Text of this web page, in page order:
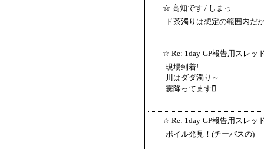
☆ 高知です / しまっ
ド茶濁りは想定の範囲内だ
☆ Re: 1day-GP報告用スレッ
現場到着!
川はダダ濁り～
霙降ってます
☆ Re: 1day-GP報告用スレッ
ボイル発見！(チーバスの)